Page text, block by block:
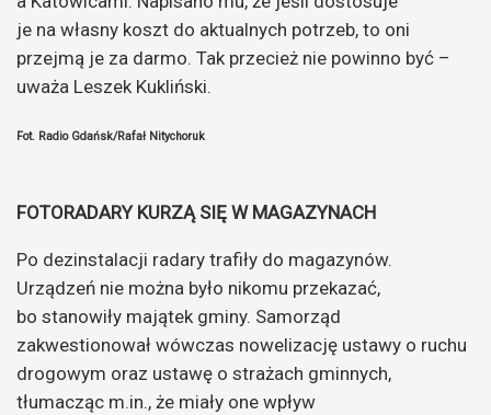
je na własny koszt do aktualnych potrzeb, to oni
przejmą je za darmo. Tak przecież nie powinno być –
uważa Leszek Kukliński.
Fot. Radio Gdańsk/Rafał Nitychoruk
FOTORADARY KURZĄ SIĘ W MAGAZYNACH
Po dezinstalacji radary trafiły do magazynów.
Urządzeń nie można było nikomu przekazać,
bo stanowiły majątek gminy. Samorząd
zakwestionował wówczas nowelizację ustawy o ruchu
drogowym oraz ustawę o strażach gminnych,
tłumacząc m.in., że miały one wpływ